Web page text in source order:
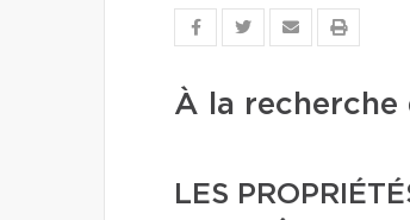
À la recherche
LES